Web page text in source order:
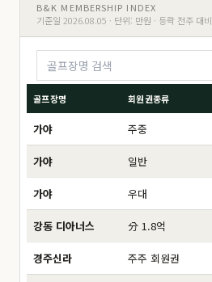
B&K MEMBERSHIP INDEX
기준일 2026.08.05 · 단위: 만원 · 등락 전주 대비
골프장명 회원권종류
가야 주중
가야 일반
가야 우대
강동 디아너스 分 1.8억
경주신라 주주 회원권